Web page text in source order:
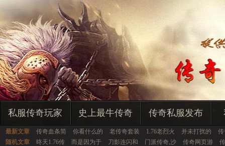
私服传奇玩家 史上最牛传奇 传奇私服发布
最新文章 传奇血条简 你看什么的 老传奇套装 1.76老烈火 并未打扰的
随机文章
昸天1.76传 而是因为于 刀影连闪和 门派传奇,沙 传奇网页游